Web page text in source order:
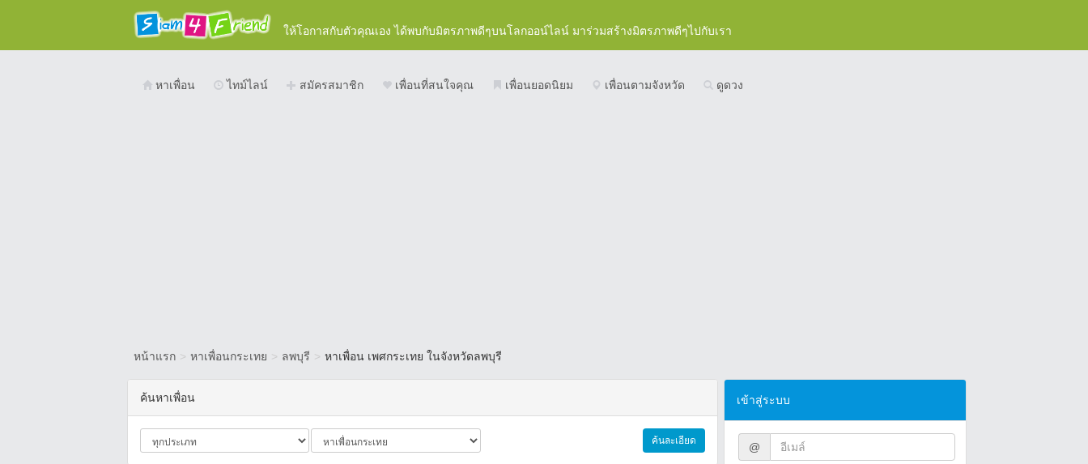
ให้โอกาสกับตัวคุณเอง ได้พบกับมิตรภาพดีๆบนโลกออน์ไลน์ มาร่วมสร้างมิตรภาพดีๆไปกับเรา
หาเพื่อน ไทม์ไลน์ สมัครสมาชิก เพื่อนที่สนใจคุณ เพื่อนยอดนิยม เพื่อนตามจังหวัด ดูดวง
หน้าแรก > หาเพื่อนกระเทย > ลพบุรี > หาเพื่อน เพศกระเทย ในจังหวัดลพบุรี
ค้นหาเพื่อน
ค้นละเอียด
เข้าสู่ระบบ
@